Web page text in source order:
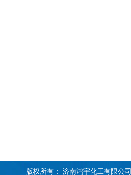
版权所有： 济南鸿宇化工有限公司